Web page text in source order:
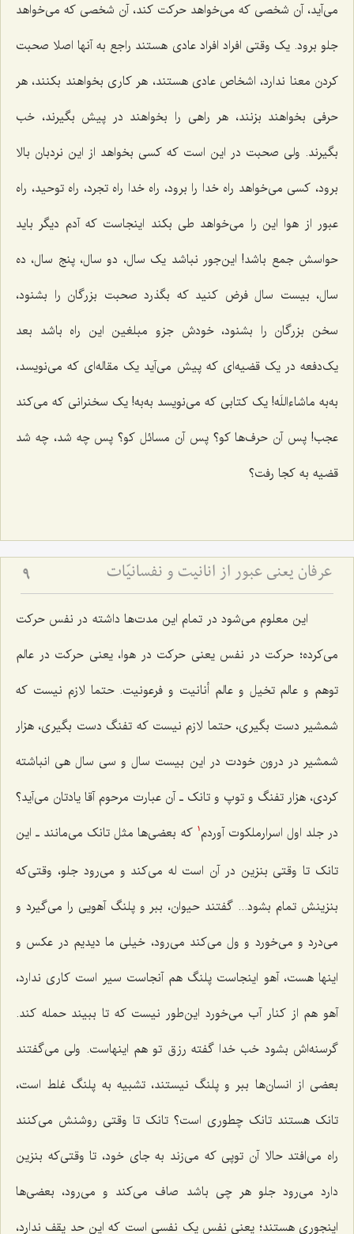
می‌آید، آن شخصی که می‌خواهد حرکت کند، آن شخصی که می‌خواهد
جلو برود. یک وقتی افراد افراد عادی هستند راجع به آنها اصلا صحبت
کردن معنا ندارد، اشخاص عادی هستند، هر کاری بخواهند بکنند، هر
حرفی بخواهند بزنند، هر راهی را بخواهند در پیش بگیرند، خب
بگیرند. ولی صحبت در این است که کسی بخواهد از این نردبان بالا
برود، کسی می‌خواهد راه خدا را برود، راه خدا راه تجرد، راه توحید، راه
عبور از هوا این را می‌خواهد طی بکند اینجاست که آدم دیگر باید
حواسش جمع باشد! این‌جور نباشد یک سال، دو سال، پنج سال، ده
سال، بیست سال فرض کنید که بگذرد صحبت بزرگان را بشنود،
سخن بزرگان را بشنود، خودش جزو مبلغین این راه باشد بعد
یک‌دفعه در یک قضیه‌ای که پیش می‌آید یک مقاله‌ای که می‌نویسد،
به‌به ماشاءاللَه! یک کتابی که می‌نویسد به‌به! یک سخنرانی که می‌کند
عجب! پس آن حرف‌ها کو؟ پس آن مسائل کو؟ پس چه شد، چه شد
قضیه به کجا رفت؟
عرفان یعنی عبور از انانیت و نفسانیّات 9
این معلوم می‌شود در تمام این مدت‌ها داشته در نفس حرکت
می‌کرده؛ حرکت در نفس یعنی حرکت در هوا، یعنی حرکت در عالم
توهم و عالم تخیل و عالم أنانیت و فرعونیت. حتما لازم نیست که
شمشیر دست بگیری، حتما لازم نیست که تفنگ دست بگیری، هزار
شمشیر در درون خودت در این بیست سال و سی سال هی انباشته
کردی، هزار تفنگ و توپ و تانک ـ آن عبارت مرحوم آقا یادتان می‌آید؟
در جلد اول اسرارملکوت آوردم1 که بعضی‌ها مثل تانک می‌مانند ـ این
تانک تا وقتی‌ بنزین در آن است له می‌کند و می‌رود جلو، وقتی‌که
بنزینش تمام بشود... گفتند حیوان، ببر و پلنگ آهویی را می‌گیرد و
می‌درد و می‌خورد و ول می‌کند می‌رود، خیلی ما دیدیم در عکس و
اینها هست، آهو اینجاست پلنگ هم آنجاست سیر است کاری ندارد،
آهو هم از کنار آب می‌خورد این‌طور نیست که تا ببیند حمله کند.
گرسنه‌اش بشود خب خدا گفته رزق تو هم اینهاست. ولی می‌گفتند
بعضی از انسان‌ها ببر و پلنگ نیستند، تشبیه به پلنگ غلط است،
تانک هستند تانک چطوری است؟ تانک تا وقتی روشنش می‌کنند
راه می‌افتد حالا آن توپی که می‌زند به جای خود، تا وقتی‌که بنزین
دارد می‌رود جلو هر چی باشد صاف می‌کند و می‌رود، بعضی‌ها
اینجوری هستند؛ یعنی نفس یک نفسی است که این حد یقف ندارد،